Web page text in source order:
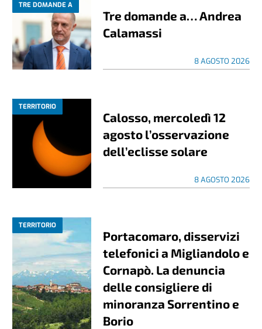
TRE DOMANDE A
Tre domande a… Andrea
Calamassi
8 AGOSTO 2026
TERRITORIO
Calosso, mercoledì 12
agosto l’osservazione
dell’eclisse solare
8 AGOSTO 2026
TERRITORIO
Portacomaro, disservizi
telefonici a Migliandolo e
Cornapò. La denuncia
delle consigliere di
minoranza Sorrentino e
Borio